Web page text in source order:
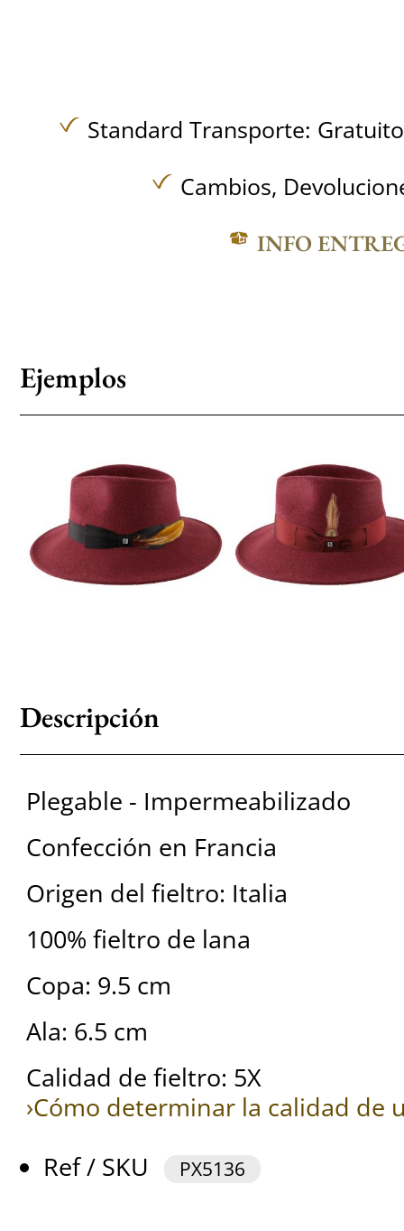
Standard Transporte:
Cambios,
INFO
Ejemplos
Descripción
Plegable - Impermeabilizado
Confección en Francia
Origen del fieltro: Italia
100% fieltro de lana
Copa: 9.5 cm
Ala: 6.5 cm
Calidad de fieltro: 5X
›Cómo determinar la calidad de
Ref / SKU
PX5136